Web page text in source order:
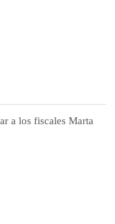
a los fiscales Marta